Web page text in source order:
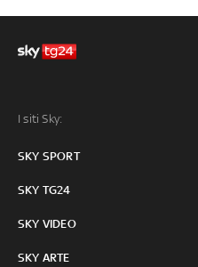
I siti Sky:
SKY SPORT
SKY TG24
SKY VIDEO
SKY ARTE